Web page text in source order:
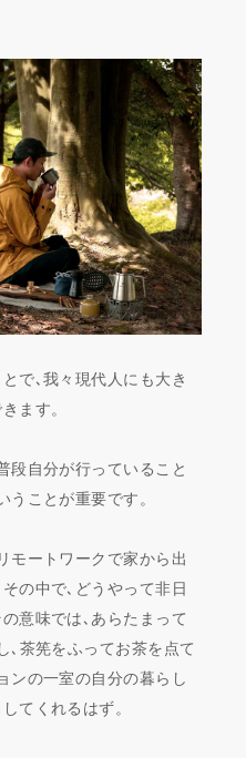
で､我々現代人にも大き
ます。
段自分が行っていること
うことが重要です。
モートワークで家から出
の中で､どうやって非日
意味では､あらたまって
､茶筅をふってお茶を点て
ンの一室の自分の暮らし
てくれるはず。